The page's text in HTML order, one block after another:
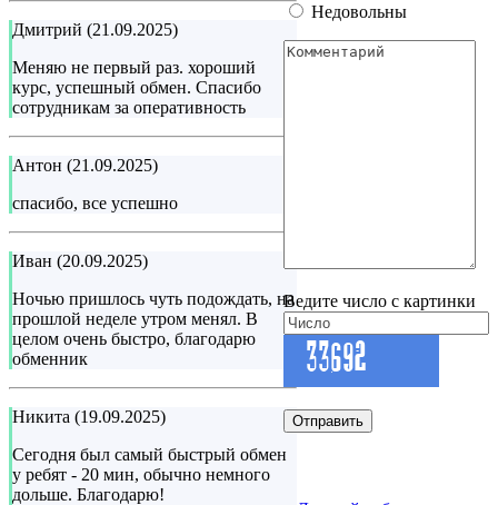
Дмитрий (21.09.2025)
Меняю не первый раз. хороший
курс, успешный обмен. Спасибо
сотрудникам за оперативность
Антон (21.09.2025)
спасибо, все успешно
Иван (20.09.2025)
Ночью пришлось чуть подождать, на
прошлой неделе утром менял. В
целом очень быстро, благодарю
обменник
Никита (19.09.2025)
Сегодня был самый быстрый обмен
у ребят - 20 мин, обычно немного
дольше. Благодарю!
Недовольны
Ведите число с картинки
Отправить